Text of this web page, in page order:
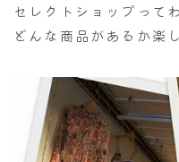
セレクトショップって
どんな商品があるか楽